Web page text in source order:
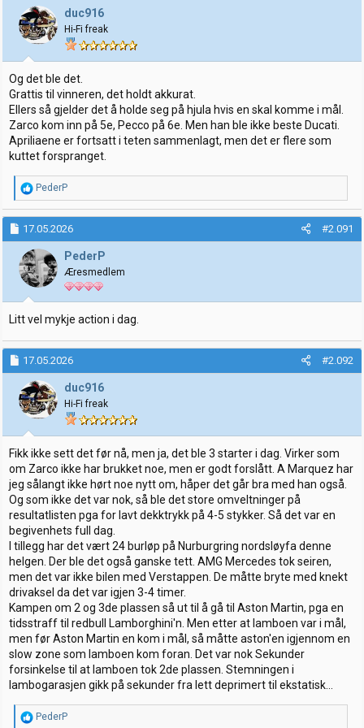
j
o
n
e
r
:
duc916
Hi-Fi freak
Og det ble det.
Grattis til vinneren, det holdt akkurat.
Ellers så gjelder det å holde seg på hjula hvis en skal komme i mål.
Zarco kom inn på 5e, Pecco på 6e. Men han ble ikke beste Ducati.
Apriliaene er fortsatt i teten sammenlagt, men det er flere som
kuttet forspranget.
R
e
a
k
s
j
o
n
e
r
:
PederP
17.05.2026 #2.091
PederP
Æresmedlem
Litt vel mykje action i dag.
17.05.2026 #2.092
duc916
Hi-Fi freak
Fikk ikke sett det før nå, men ja, det ble 3 starter i dag. Virker som
om Zarco ikke har brukket noe, men er godt forslått. A Marquez har
jeg sålangt ikke hørt noe nytt om, håper det går bra med han også.
Og som ikke det var nok, så ble det store omveltninger på
resultatlisten pga for lavt dekktrykk på 4-5 stykker. Så det var en
begivenhets full dag.
I tillegg har det vært 24 burløp på Nurburgring nordsløyfa denne
helgen. Der ble det også ganske tett. AMG Mercedes tok seiren,
men det var ikke bilen med Verstappen. De måtte bryte med knekt
drivaksel da det var igjen 3-4 timer.
Kampen om 2 og 3de plassen så ut til å gå til Aston Martin, pga en
tidsstraff til redbull Lamborghini'n. Men etter at lamboen var i mål,
men før Aston Martin en kom i mål, så måtte aston'en igjennom en
slow zone som lamboen kom foran. Det var nok Sekunder
forsinkelse til at lamboen tok 2de plassen. Stemningen i
lambogarasjen gikk på sekunder fra lett deprimert til ekstatisk...
RPederP